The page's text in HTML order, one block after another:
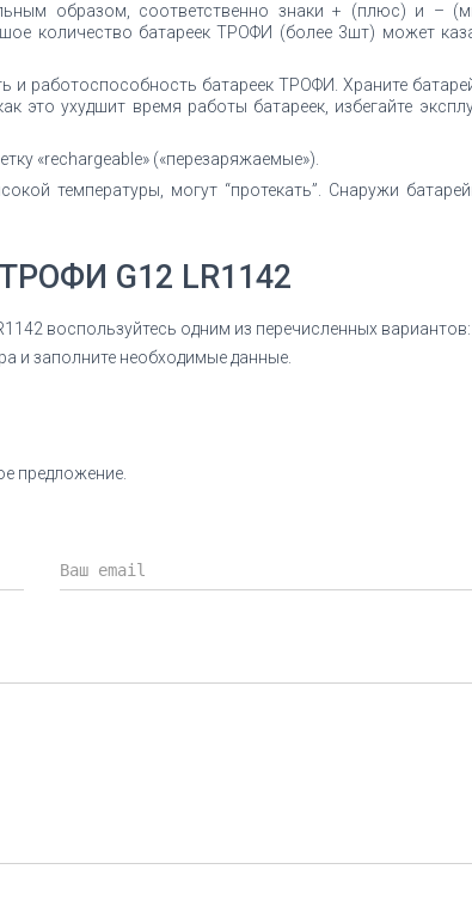
образом, соответственно знаки + (плюс) и –
количество батареек ТРОФИ (более 3шт) может
и работоспособность батареек ТРОФИ. Храните
это ухудшит время работы батареек, избегайте
«rechargeable» («перезаряжаемые»).
температуры, могут “протекать”. Снаружи
G12 LR1142
воспользуйтесь одним из перечисленных вариантов:
и заполните необходимые данные.
предложение.